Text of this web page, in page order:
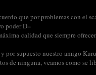
que por problemas con el
poder D=
calidad que siempre
por supuesto nuestro amigo
de ninguna, veamos como se